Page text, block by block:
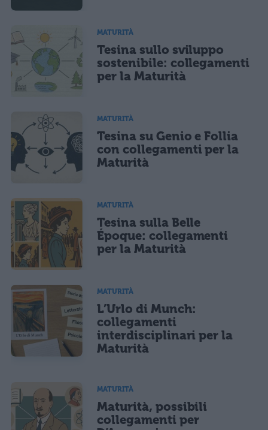
MATURITÀ
Tesina sullo sviluppo
sostenibile: collegamenti
per la Maturità
MATURITÀ
Tesina su Genio e Follia
con collegamenti per la
Maturità
MATURITÀ
Tesina sulla Belle
Époque: collegamenti
per la Maturità
MATURITÀ
L’Urlo di Munch:
collegamenti
interdisciplinari per la
Maturità
MATURITÀ
Maturità, possibili
collegamenti per